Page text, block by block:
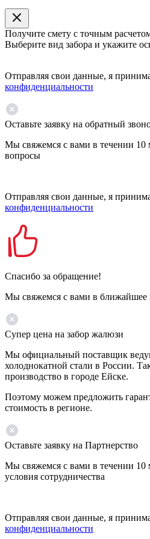
Получите смету с точным
Выберите вид забора и укажите
Отправляя свои данные, я
конфиденциальности
Оставьте заявку на обратный
Мы свяжемся с вами в течении 10
вопросы
Отправляя свои данные, я
конфиденциальности
Спасибо за обращение!
Мы свяжемся с вами в ближайшее
Супер цена на забор жалюзи
Мы официальный поставщик
холоднокатной стали в России.
производство в городе Ейске.
Поэтому можем предложить
стоимость в регионе.
Оставьте заявку на Партнерство
Мы свяжемся с вами в течении 10
условия сотрудничества
Отправляя свои данные, я
конфиденциальности